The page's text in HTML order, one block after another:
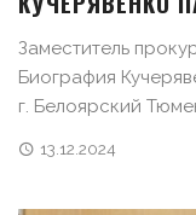
Заместитель
Биография
г. Белоярский
13.12.2024